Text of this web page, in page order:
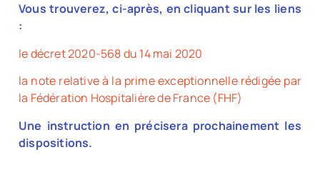
Vous trouverez, ci-après, en cliquant sur les liens
:
le décret 2020-568 du 14 mai 2020
la note relative à la prime exceptionnelle rédigée par
la Fédération Hospitalière de France (FHF)
Une instruction en précisera prochainement les
dispositions.